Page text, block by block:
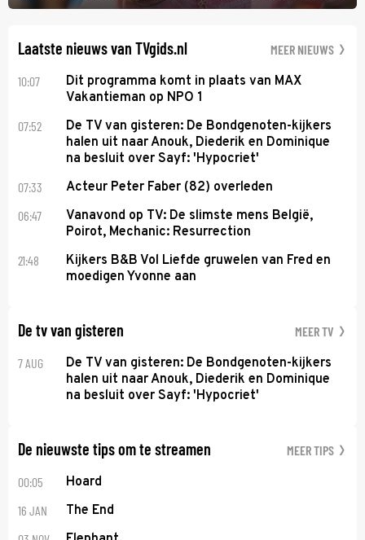
midden. Dat is mogelijk niet de zwaarste hindernis, dat is de
Laatste nieuws van TVgids.nl MEER NIEUWS
10:07
Dit programma komt in plaats van MAX
Vakantieman op NPO 1
07:52
De TV van gisteren: De Bondgenoten-kijkers
halen uit naar Anouk, Diederik en Dominique
na besluit over Sayf: 'Hypocriet'
07:33 Acteur Peter Faber (82) overleden
06:47
Vanavond op TV: De slimste mens België,
Poirot, Mechanic: Resurrection
21:48
Kijkers B&B Vol Liefde gruwelen van Fred en
moedigen Yvonne aan
De tv van gisteren MEER TV
7 AUG
De TV van gisteren: De Bondgenoten-kijkers
halen uit naar Anouk, Diederik en Dominique
na besluit over Sayf: 'Hypocriet'
De nieuwste tips om te streamen MEER TIPS
00:05 Hoard
16 JAN The End